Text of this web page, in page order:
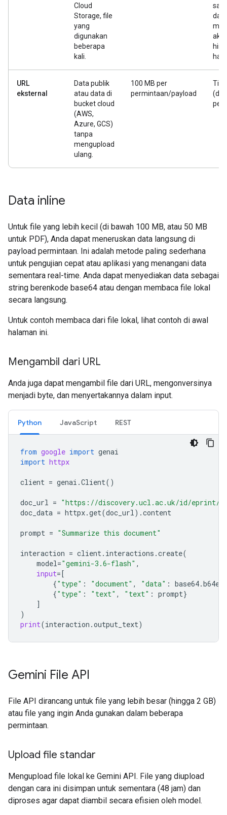
Cloud
Storage, file
yang
digunakan
beberapa
kali.
hari.
URL
eksternal
Data publik
atau data di
bucket cloud
(AWS,
Azure, GCS)
tanpa
mengupload
ulang.
100 MB per
permintaan/payload
Data inline
Untuk file yang lebih kecil (di bawah 100 MB, atau 50 MB
untuk PDF), Anda dapat meneruskan data langsung di
payload permintaan. Ini adalah metode paling sederhana
untuk pengujian cepat atau aplikasi yang menangani data
sementara real-time. Anda dapat menyediakan data sebagai
string berenkode base64 atau dengan membaca file lokal
secara langsung.
Untuk contoh membaca dari file lokal, lihat contoh di awal
halaman ini.
Mengambil dari URL
Anda juga dapat mengambil file dari URL, mengonversinya
menjadi byte, dan menyertakannya dalam input.
Python JavaScript REST
from google import genai
import httpx
client = genai .Client()
doc_url = "https://discovery.ucl.ac.uk/id/eprint/
doc_data = httpx.get(doc_url) .content
prompt = "Summarize this document"
interaction = client. interactions .create(
model="gemini-3.6-flash" ,
input=[
{"type" : "document" , "data" : base64.
{"type" : "text" , "text" : prompt}
]
)
print(interaction .output_text)
Gemini File API
File API dirancang untuk file yang lebih besar (hingga 2 GB)
atau file yang ingin Anda gunakan dalam beberapa
permintaan.
Upload file standar
Mengupload file lokal ke Gemini API. File yang diupload
dengan cara ini disimpan untuk sementara (48 jam) dan
diproses agar dapat diambil secara efisien oleh model.